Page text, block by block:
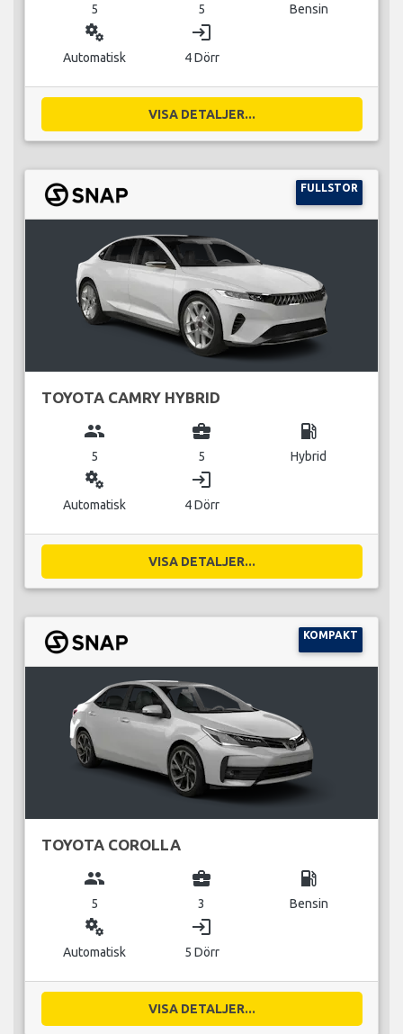
5 5 Bensin
miscellaneous_services
Automatisk
login
4 Dörr
VISA DETALJER...
FULLSTOR
TOYOTA CAMRY HYBRID
group
5
business_center
5
local_gas_station
Hybrid
miscellaneous_services
Automatisk
login
4 Dörr
VISA DETALJER...
KOMPAKT
TOYOTA COROLLA
group
5
business_center
3
local_gas_station
Bensin
miscellaneous_services
Automatisk
login
5 Dörr
VISA DETALJER...